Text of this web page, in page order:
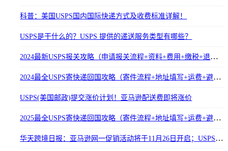
科普：美国USPS国内国际快递方式及收费标准详解！
USPS是干什么的？USPS 提供的递送服务类型有哪些？
2024最新USPS报关攻略（申请报关流程+资料+费用+缴税+退运+常见问题）
2024最全USPS寄快递回国攻略（寄件流程+地址填写+运费+避税/补税+查询）
USPS(美国邮政)提交涨价计划！亚马逊配送费即将涨价
2025最全USPS寄快递回国攻略（寄件流程+地址填写+运费+避税/补税+查询） 3000字
华天跨境日报：亚马逊网一促销活动将于11月26日开启；USPS每日包裹处理能力达6000万件